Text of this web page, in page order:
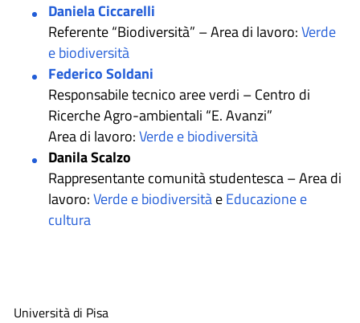
Daniela Ciccarelli
Referente “Biodiversità” – Area di lavoro:Verde
e biodiversità
Federico Soldani
Responsabile tecnico aree verdi – Centro di
Ricerche Agro-ambientali “E. Avanzi”
Area di lavoro:Verde e biodiversità
Danila Scalzo
Rappresentante comunità studentesca – Area di
lavoro:Verde e biodiversitàeEducazione e
cultura
Università di Pisa